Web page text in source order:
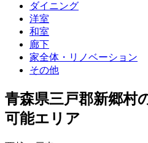
ダイニング
洋室
和室
廊下
家全体・リノベーション
その他
青森県三戸郡新郷村
可能エリア